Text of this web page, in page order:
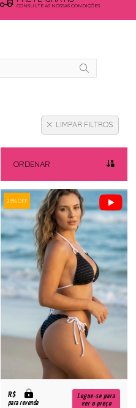
CONSULTE AS NOSSAS CONDIÇÕES
LIMPAR FILTROS
ORDENAR
25% OFF
R$
para revenda
Logue-se para
ver o preço